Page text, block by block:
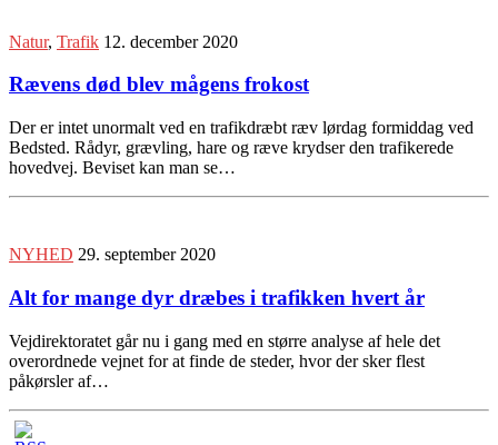
Natur, Trafik 12. december 2020
Rævens død blev mågens frokost
Der er intet unormalt ved en trafikdræbt ræv lørdag formiddag ved
Bedsted. Rådyr, grævling, hare og ræve krydser den trafikerede
hovedvej. Beviset kan man se…
NYHED 29. september 2020
Alt for mange dyr dræbes i trafikken hvert år
Vejdirektoratet går nu i gang med en større analyse af hele det
overordnede vejnet for at finde de steder, hvor der sker flest
påkørsler af…